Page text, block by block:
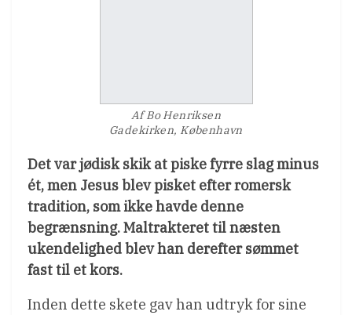
Af Bo Henriksen
Gadekirken, København
Det var jødisk skik at piske fyrre slag minus
ét, men Jesus blev pisket efter romersk
tradition, som ikke havde denne
begrænsning. Maltrakteret til næsten
ukendelighed blev han derefter sømmet
fast til et kors.
Inden dette skete gav han udtryk for sine